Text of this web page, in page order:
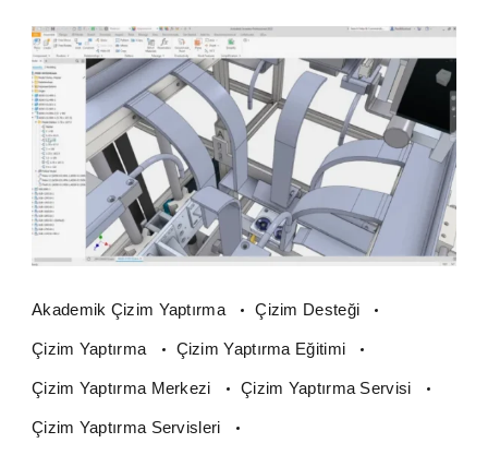
Akademik Çizim Yaptırma Çizim Desteği
Çizim Yaptırma Çizim Yaptırma Eğitimi
Çizim Yaptırma Merkezi Çizim Yaptırma Servisi
Çizim Yaptırma Servisleri